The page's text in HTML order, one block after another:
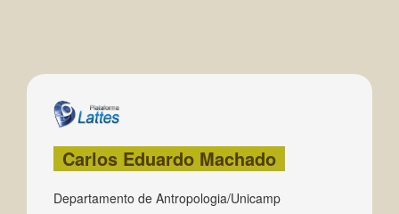
Carlos Eduardo Machado
Departamento de Antropologia/Unicamp